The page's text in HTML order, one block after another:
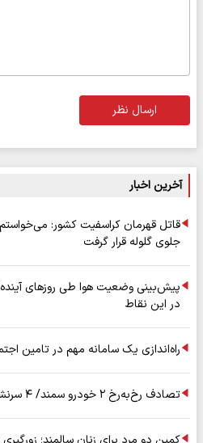
ارسال نظر
آخرین اخبار
قاتل قهرمان کراسفیت کشور:
جلوی گلوله قرار گرفت
پیش‌بینی وضعیت هوا طی روزهای
در این نقاط
راه‌اندازی یک سامانه مهم در تامین
تصادف رخ‌به‌رخ ۲ خودرو سمند/ ۴ سرنشین جان باختند